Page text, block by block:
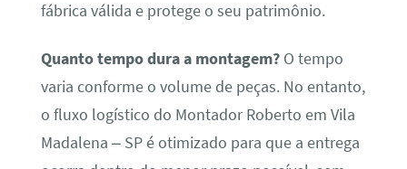
fábrica válida e protege o seu patrimônio.
Quanto tempo dura a montagem?O tempo
varia conforme o volume de peças. No entanto,
o fluxo logístico do Montador Roberto em Vila
Madalena – SP é otimizado para que a entrega